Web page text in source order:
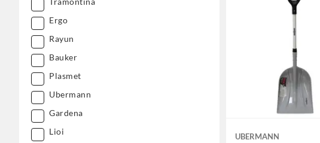
Ergo
Rayun
Bauker
Plasmet
Ubermann
Gardena
Lioi
UBERMANN